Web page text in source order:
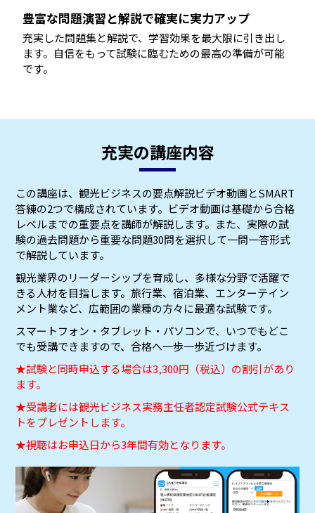
豊富な問題演習と解説で確実に実力アップ
充実した問題集と解説で、学習効果を最大限に引き出し
ます。自信をもって試験に臨むための最高の準備が可能
です。
充実の講座内容
この講座は、観光ビジネスの要点解説ビデオ動画とSMART
答練の2つで構成されています。ビデオ動画は基礎から合格
レベルまでの重要点を講師が解説します。また、実際の試
験の過去問題から重要な問題30問を選択して一問一答形式
で解説しています。
観光業界のリーダーシップを育成し、多様な分野で活躍で
きる人材を目指します。旅行業、宿泊業、エンターテイン
メント業など、広範囲の業種の方々に最適な試験です。
スマートフォン・タブレット・パソコンで、いつでもどこ
でも受講できますので、合格へ一歩一歩近づけます。
★試験と同時申込する場合は3,300円（税込）の割引があり
ます。
★受講者には観光ビジネス実務主任者認定試験公式テキス
トをプレゼントします。
★視聴はお申込日から3年間有効となります。